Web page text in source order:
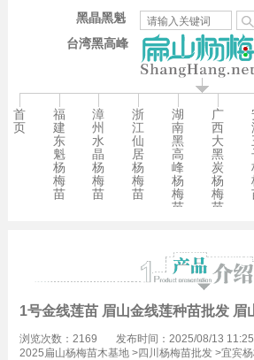
台湾黑高峰
黑晶黑魁
首
页
福
建
东
魁
杨
梅
苗
漳
州
水
晶
杨
梅
苗
浙
江
仙
居
杨
梅
苗
湖
南
黑
高
峰
杨
梅
苗
广
西
大
黑
炭
杨
梅
苗
1号金线莲苗 眉山金线莲种苗批发 眉
浏览次数：2169
发布时间：2025/08/13 11:25
2025扁山杨梅苗木基地>四川杨梅苗批发>宜宾